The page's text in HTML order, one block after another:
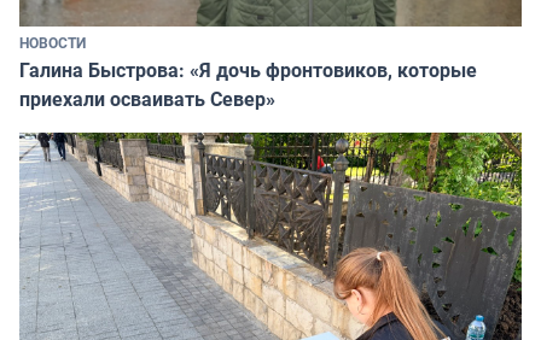
НОВОСТИ
Галина Быстрова: «Я дочь фронтовиков, которые
приехали осваивать Север»